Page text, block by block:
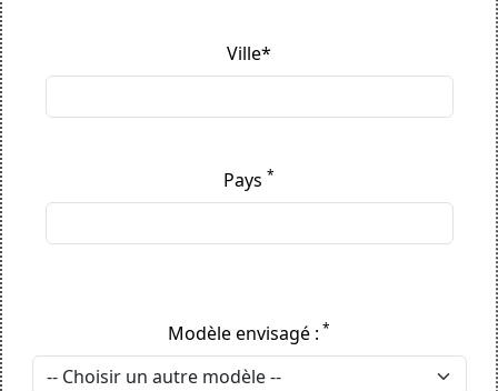
Ville*
Pays *
Modèle envisagé : *